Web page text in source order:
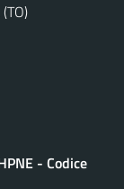
- Codice